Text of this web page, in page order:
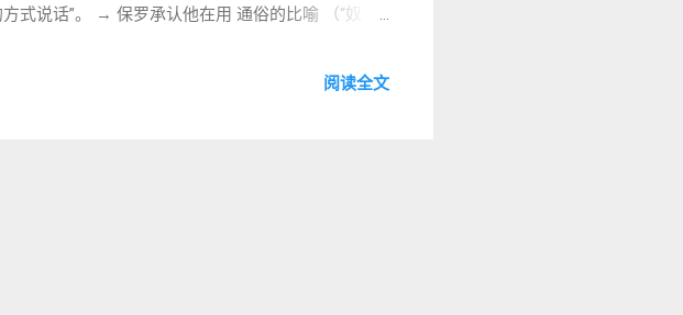
式说话”。 → 保罗承认他在用 通俗的比喻 （“奴
入无法无天的漩涡。 παραστήσατε ... εἰς
”（出19:5–6）。 👉 困难点说明 ： 现代人可能对
社会语言。 他并不是认可奴隶制度，而是在用人们
阅读全文